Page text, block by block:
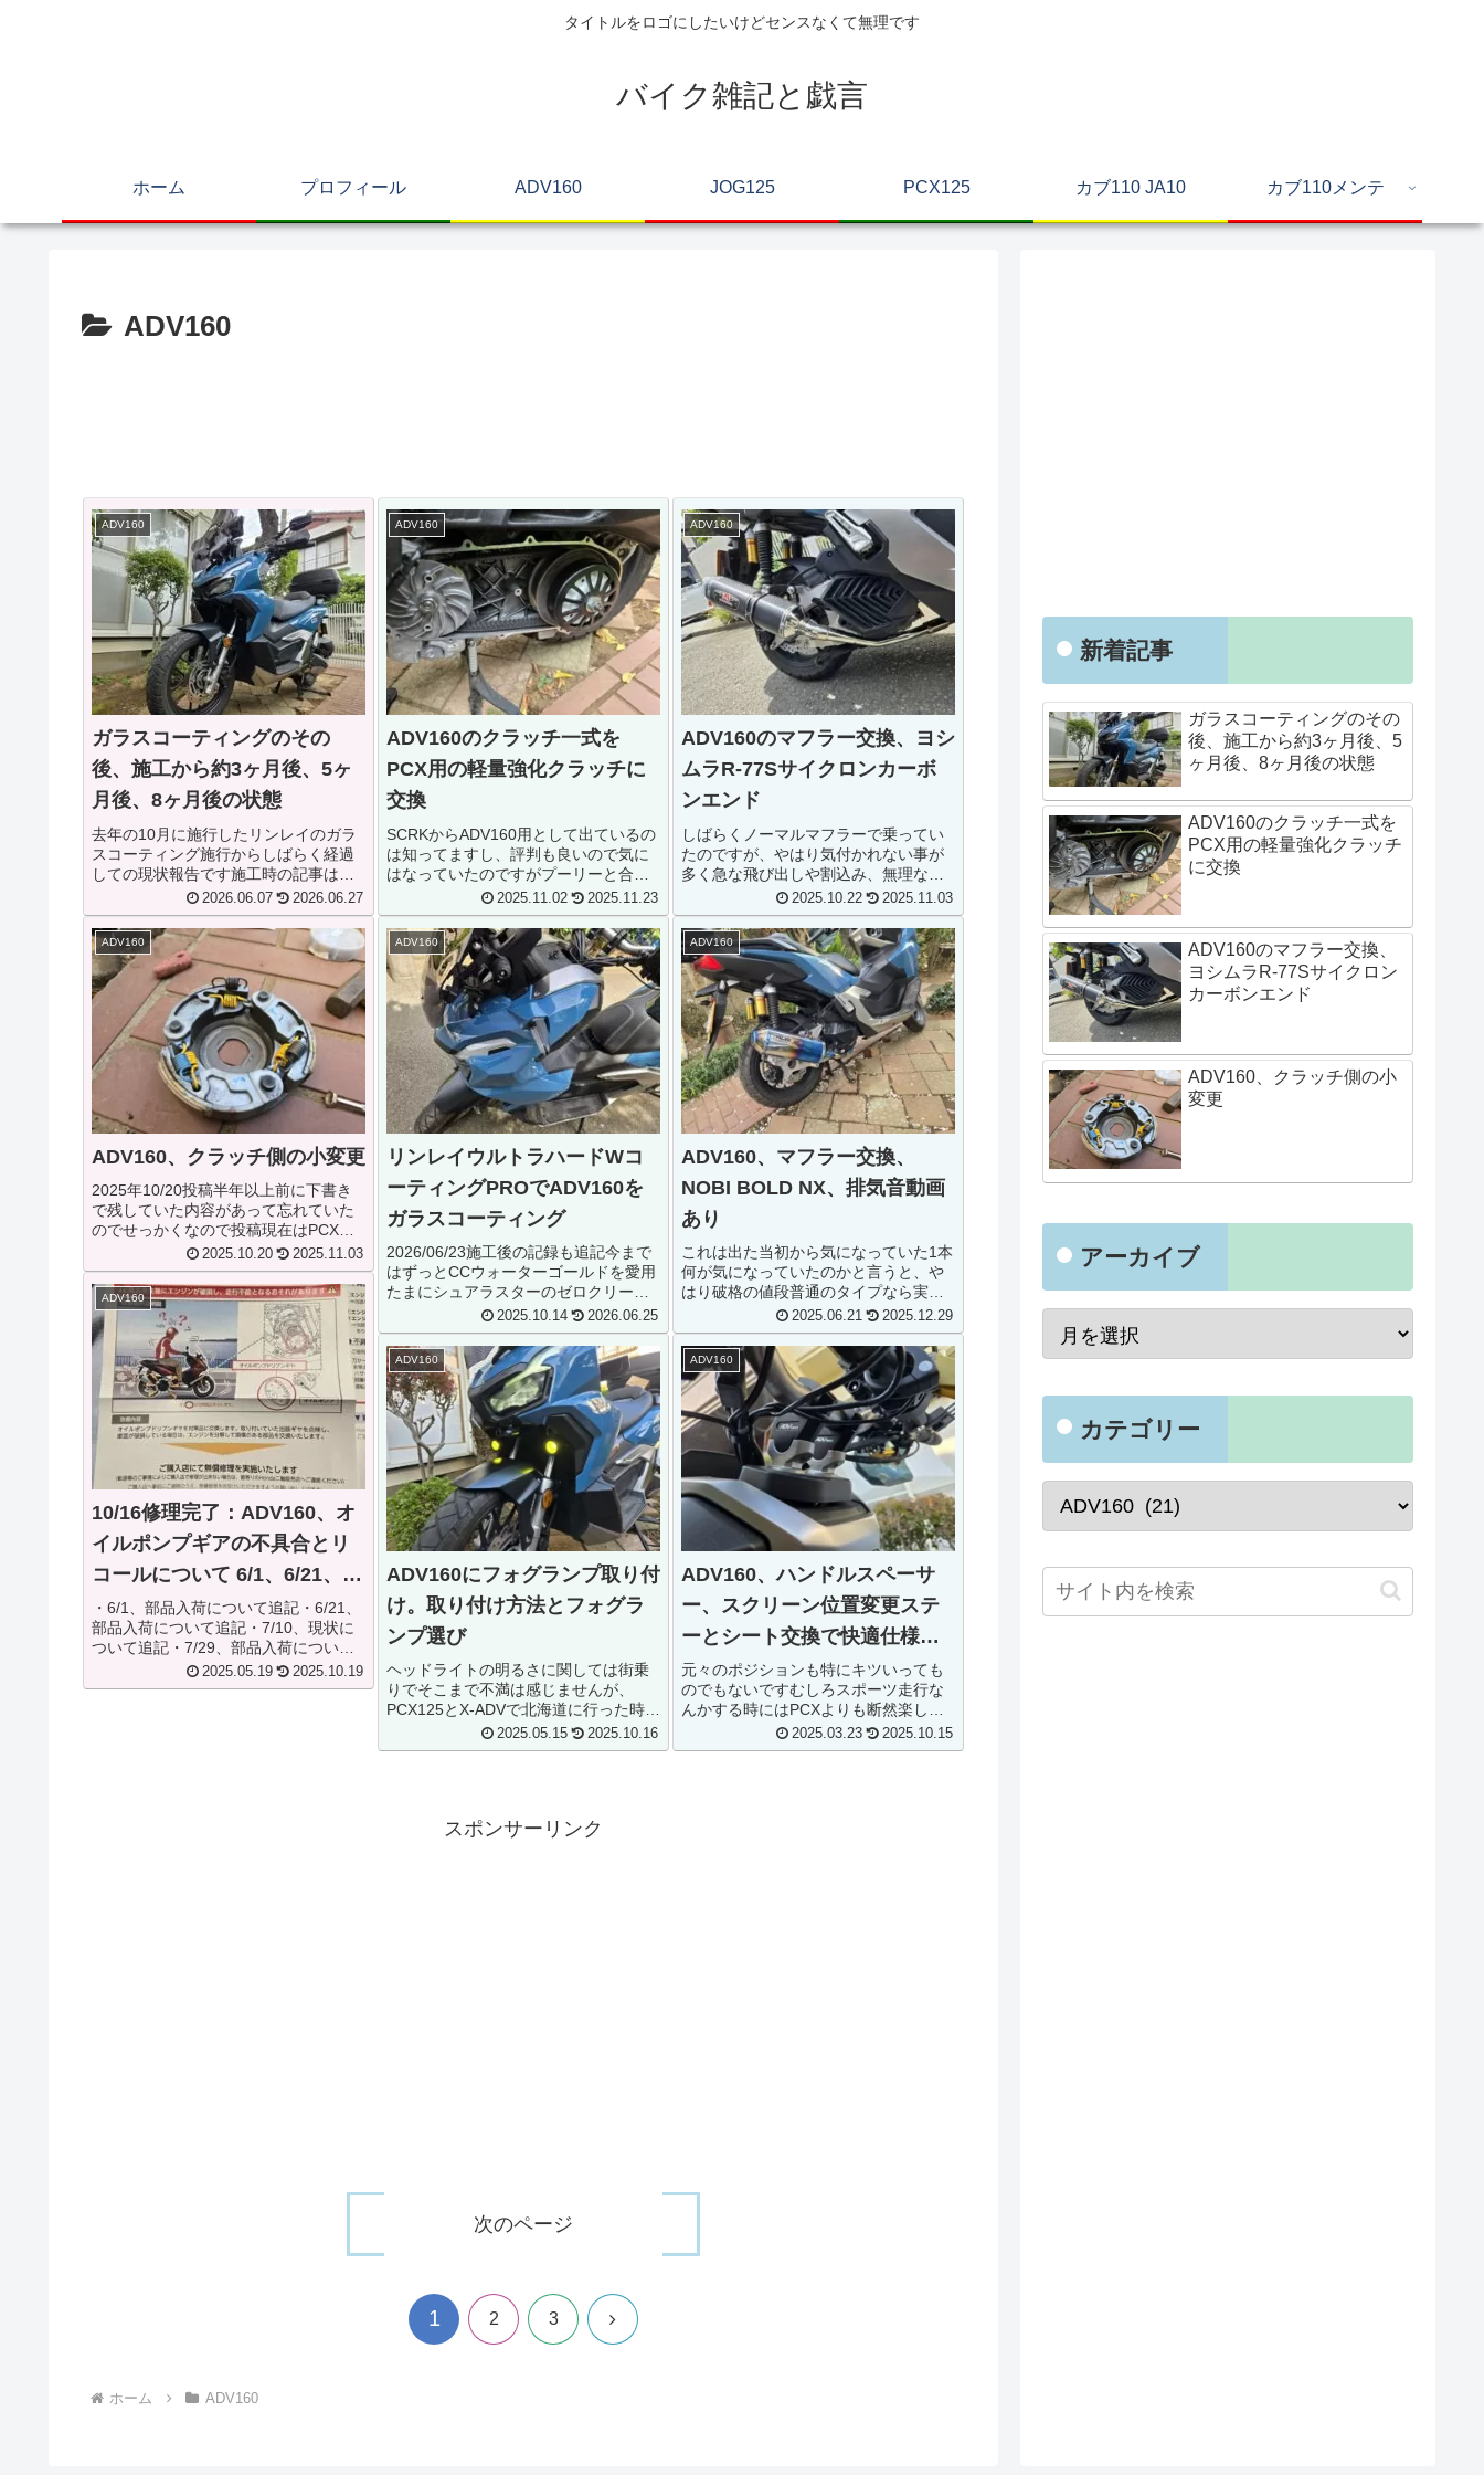
タイトルをロゴにしたいけどセンスなくて無理です
バイク雑記と戯言
ホーム プロフィール ADV160 JOG125 PCX125 カブ110 JA10 カブ110メンテ
ADV160
ADV160
ガラスコーティングのその
後、施工から約3ヶ月後、5ヶ
月後、8ヶ月後の状態
去年の10月に施行したリンレイのガラ
スコーティング施行からしばらく経過
しての現状報告です施工時の記事はコ
チラから前々から3ヶ月後の経過を下書
きに書いていたのですが、自分自身が
体調を崩して療養していたので投稿ま
で至らず…その間に5カ月、8ヶ月...
2026.06.07 2026.06.27
ADV160
ADV160のクラッチ一式を
PCX用の軽量強化クラッチに
交換
SCRKからADV160用として出ているの
は知ってますし、評判も良いので気に
はなっていたのですがプーリーと合わ
せて買うと2つで4万円弱…さすがにそ
こまでは出せないもので、クラッチ周
りだけ交換しましたどうせ交換するな
らプーリーもクラッチも同じ...
2025.11.02 2025.11.23
ADV160
ADV160のマフラー交換、ヨシ
ムラR-77Sサイクロンカーボ
ンエンド
しばらくノーマルマフラーで乗ってい
たのですが、やはり気付かれない事が
多く急な飛び出しや割込み、無理な右
折等に遭遇する事が増えたので…ある
程度の音は欲しいな、と思い…89dbで
音量的には大き目かとも思いました
が、R-77Sの方だとマイルドな音...
2025.10.22 2025.11.03
ADV160
ADV160、クラッチ側の小変更
2025年10/20投稿半年以上前に下書き
で残していた内容があって忘れていた
のでせっかくなので投稿現在はPCX用
の強化クラッチにクラッチアウターも
交換していますそれに関してはまた別
で書きます11/2追記投稿しました↓クラ
ッチスプリングが工具...
2025.10.20 2025.11.03
ADV160
リンレイウルトラハードWコ
ーティングPROでADV160を
ガラスコーティング
2026/06/23施工後の記録も追記今まで
はずっとCCウォーターゴールドを愛用
たまにシュアラスターのゼロクリー
ム、って感じで使っていました使い分
けとしてはシュアラスターのゼロクリ
ームのが小傷消しに効果が高いのでそ
ういう時にはそちらを使用普...
2025.10.14 2026.06.25
ADV160
ADV160、マフラー交換、
NOBI BOLD NX、排気音動画
あり
これは出た当初から気になっていた1本
何が気になっていたのかと言うと、や
はり破格の値段普通のタイプなら実売
13000円くらいから自分が買ったブル
ーの焼き色のついたモデルでも18000
円前後この値段ならばとりあえずお試
しで使ってみても良いかな、...
2025.06.21 2025.12.29
ADV160
10/16修理完了：ADV160、オ
イルポンプギアの不具合とリ
コールについて 6/1、6/21、
7/10、7/29、9/21、10/13追記
・6/1、部品入荷について追記・6/21、
部品入荷について追記・7/10、現状に
ついて追記・7/29、部品入荷について
追記・9/21、リコール部品到着の連
絡・10/13、修理に出してきました・
2025.05.19 2025.10.19
ADV160
ADV160にフォグランプ取り付
け。取り付け方法とフォグラ
ンプ選び
ヘッドライトの明るさに関しては街乗
りでそこまで不満は感じませんが、
PCX125とX-ADVで北海道に行った時に
かなり役立ったのでADV160にも取り付
け。スタイリング的にも付いている方
2025.05.15 2025.10.16
ADV160
ADV160、ハンドルスペーサ
ー、スクリーン位置変更ステ
ーとシート交換で快適仕様に
してみる
元々のポジションも特にキツいっても
のでもないですむしろスポーツ走行な
んかする時にはPCXよりも断然楽しく
走れるポジション見た目はアドベンチ
ャー風ですが、走行感覚はスポーティ
2025.03.23 2025.10.15
スポンサーリンク
次のページ
1 2 3 次
ホーム ADV160
新着記事
ガラスコーティングのその
後、施工から約3ヶ月後、5
ヶ月後、8ヶ月後の状態
ADV160のクラッチ一式を
PCX用の軽量強化クラッチ
に交換
ADV160のマフラー交換、
ヨシムラR-77Sサイクロン
カーボンエンド
ADV160、クラッチ側の小
変更
アーカイブ
カテゴリー